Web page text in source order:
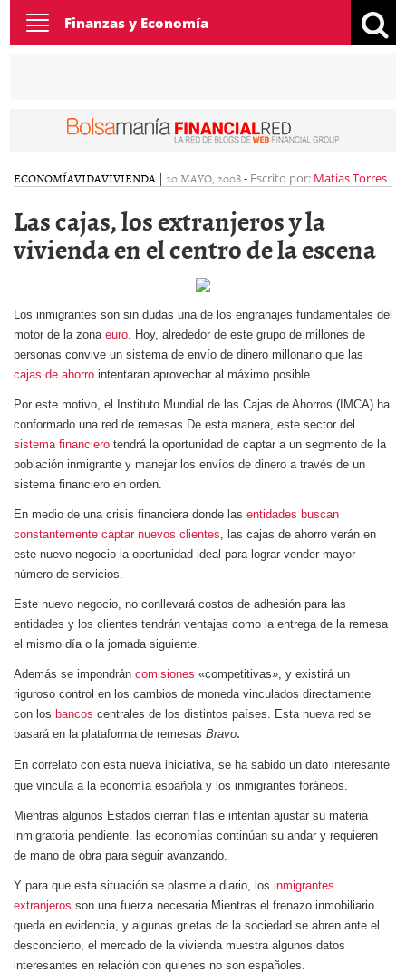
Toggle
navigation
Finanzas y Economía
ECONOMÍAVIDAVIVIENDA | 20 MAYO, 2008- Escrito por: Matias Torres
Las cajas, los extranjeros y la
vivienda en el centro de la escena
Los inmigrantes son sin dudas una de los engranajes fundamentales del
motor de la zona euro. Hoy, alrededor de este grupo de millones de
personas convive un sistema de envío de dinero millonario que las
cajas de ahorro intentaran aprovechar al máximo posible.
Por este motivo, el Instituto Mundial de las Cajas de Ahorros (IMCA) ha
conformado una red de remesas. De esta manera, este sector del
sistema financiero tendrá la oportunidad de captar a un segmento de la
población inmigrante y manejar los envíos de dinero a través de un
sistema financiero en orden.
En medio de una crisis financiera donde las entidades buscan
constantemente captar nuevos clientes, las cajas de ahorro verán en
este nuevo negocio la oportunidad ideal para lograr vender mayor
número de servicios.
Este nuevo negocio, no conllevará costos de adhesión para las
entidades y los clientes tendrán ventajas como la entrega de la remesa
el mismo día o la jornada siguiente.
Además se impondrán comisiones «competitivas», y existirá un
riguroso control en los cambios de moneda vinculados directamente
con los bancos centrales de los distintos países. Esta nueva red se
basará en la plataforma de remesas Bravo.
En correlato con esta nueva iniciativa, se ha sabido un dato interesante
que vincula a la economía española y los inmigrantes foráneos.
Mientras algunos Estados cierran filas e intentan ajustar su materia
inmigratoria pendiente, las economías continúan su andar y requieren
de mano de obra para seguir avanzando.
Y para que esta situación se plasme a diario, los inmigrantes
extranjeros son una fuerza necesaria. Mientras el frenazo inmobiliario
queda en evidencia, y algunas grietas de la sociedad se abren ante el
desconcierto, el mercado de la vivienda muestra algunos datos
interesantes en relación con quienes no son españoles.